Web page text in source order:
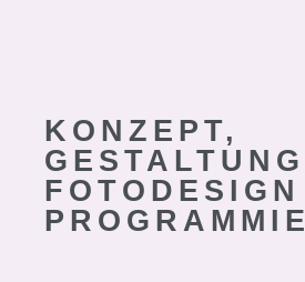
KONZEPT,